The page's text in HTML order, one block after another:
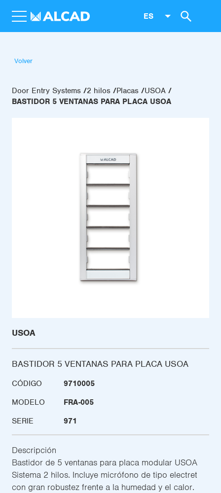
ES
Volver
Door Entry Systems 2 hilos Placas
USOA
BASTIDOR 5 VENTANAS PARA PLACA USOA
USOA
BASTIDOR 5 VENTANAS PARA PLACA USOA
CÓDIGO
9710005
MODELO
FRA-005
SERIE
971
Descripción
Bastidor de 5 ventanas para placa modular USOA
Sistema 2 hilos. Incluye micrófono de tipo electret
con gran robustez frente a la humedad y el calor.